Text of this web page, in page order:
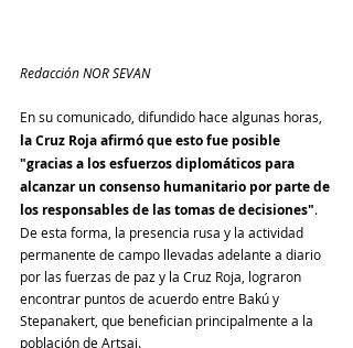
Redacción NOR SEVAN
En su comunicado, difundido hace algunas horas,
la Cruz Roja afirmó que esto fue posible
"gracias a los esfuerzos diplomáticos para
alcanzar un consenso humanitario por parte de
los responsables de las tomas de decisiones".
De esta forma, la presencia rusa y la actividad
permanente de campo llevadas adelante a diario
por las fuerzas de paz y la Cruz Roja, lograron
encontrar puntos de acuerdo entre Bakú y
Stepanakert, que benefician principalmente a la
población de Artsaj.